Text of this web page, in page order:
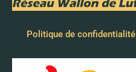
Politique de confidentialité